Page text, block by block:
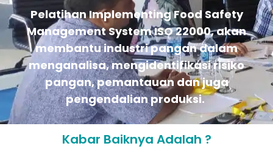
Pelatihan Implementing Food Safety
Management System ISO 22000, akan
membantu industri pangan dalam
menganalisa, mengidentifikasi risiko
pangan, pemantauan dan juga
pengendalian produksi.
Kabar Baiknya Adalah ?